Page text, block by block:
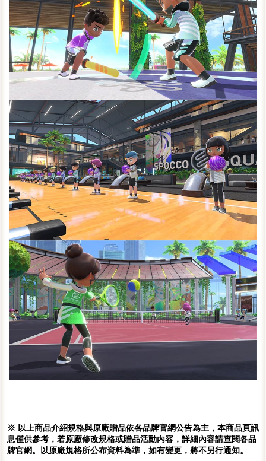
※ 以上商品介紹規格與原廠贈品依各品牌官網公告為主，本商品頁訊
息僅供參考，若原廠修改規格或贈品活動內容，詳細內容請查閱各品
牌官網。以原廠規格所公布資料為準，如有變更，將不另行通知。